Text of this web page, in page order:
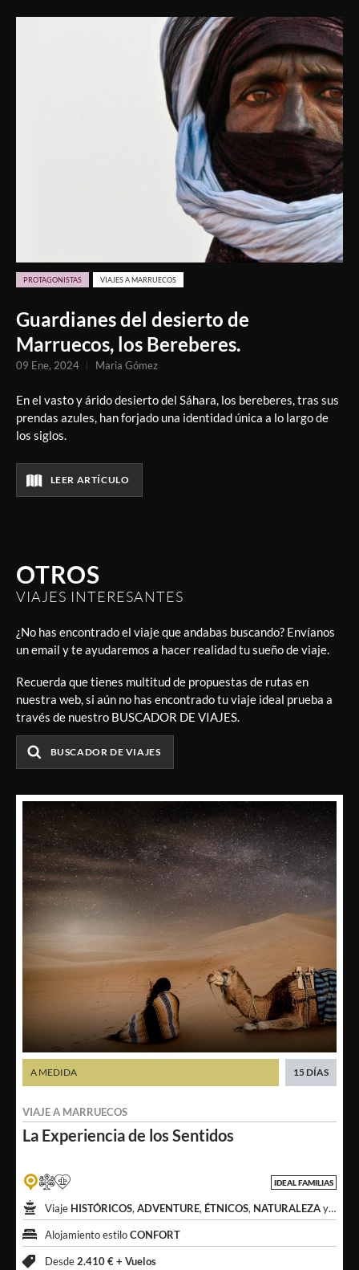
Guardianes del desierto de
Marruecos, los Bereberes.
PROTAGONISTAS VIAJES A MARRUECOS
En el vasto y árido desierto del Sáhara, los bereberes, tras sus
prendas azules, han forjado una identidad única a lo largo de
los siglos.
LEER ARTÍCULO
09 Ene, 2024 Maria Gómez
OTROS
VIAJES INTERESANTES
¿No has encontrado el viaje que andabas buscando? Envíanos
un email y te ayudaremos a hacer realidad tu sueño de viaje.
Recuerda que tienes multitud de propuestas de rutas en
nuestra web, si aún no has encontrado tu viaje ideal prueba a
través de nuestro BUSCADOR DE VIAJES.
BUSCADOR DE VIAJES
La Experienciade los Sentidos
VIAJE A MARRUECOS
A MEDIDA 15 DÍAS
IDEAL FAMILIAS
Viaje HISTÓRICOS, ADVENTURE, ÉTNICOS, NATURALEZAy
Alojamiento estiloCONFORT
Desde2.410 € + Vuelos